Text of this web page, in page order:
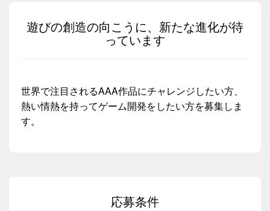
遊びの創造の向こうに、新たな進化が待
っています
世界で注目されるAAA作品にチャレンジしたい方、
熱い情熱を持ってゲーム開発をしたい方を募集しま
す。
応募条件